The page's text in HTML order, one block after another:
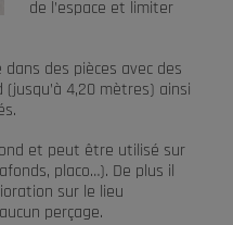
de l’espace et limiter
des pièces avec des
4,20 mètres) ainsi
et peut être utilisé sur
placo…). De plus il
sur le lieu
perçage.